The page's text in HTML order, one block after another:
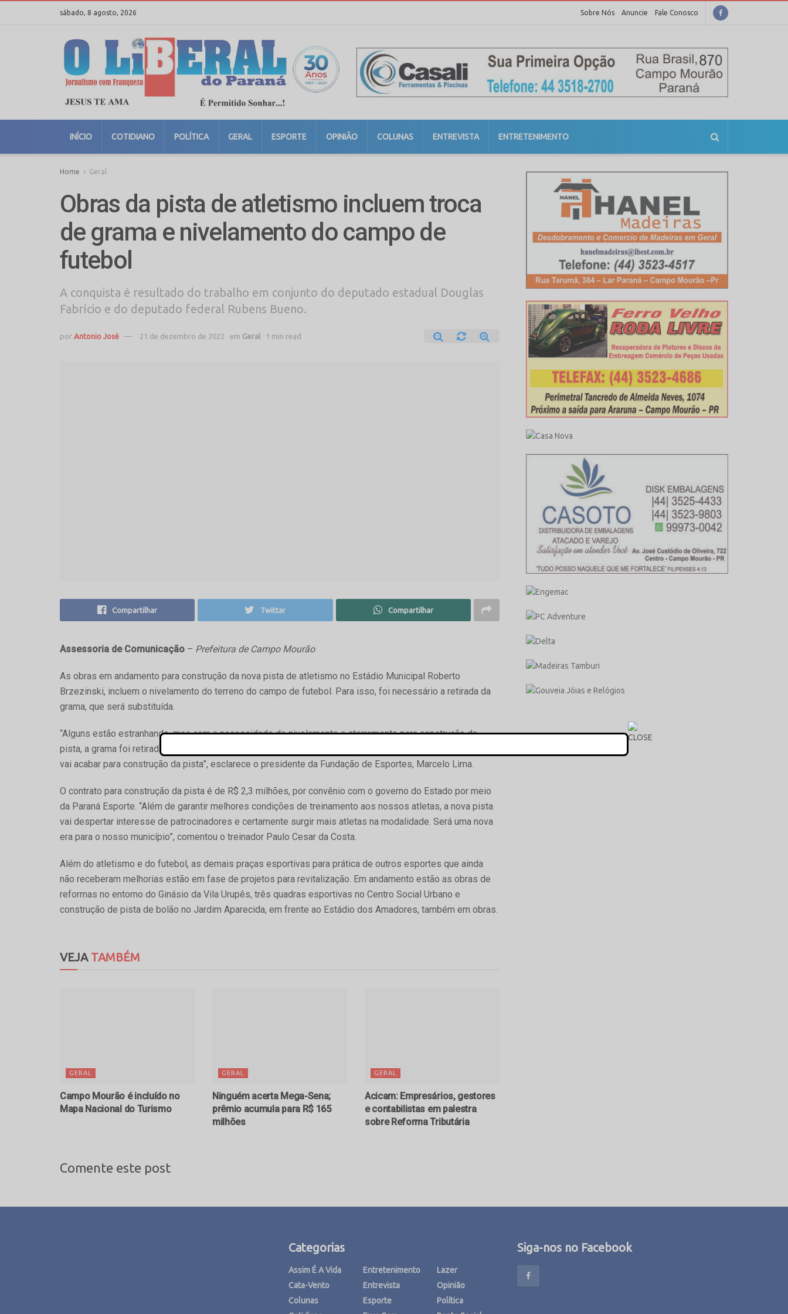
sábado, 8 agosto, 2026 Sobre Nós Anuncie Fale Conosco
INÍCIO COTIDIANO POLÍTICA GERAL ESPORTE OPINIÃO COLUNAS ENTREVISTA ENTRETENIMENTO
Home Geral
Obras da pista de atletismo incluem troca
de grama e nivelamento do campo de
futebol
A conquista é resultado do trabalho em conjunto do deputado estadual Douglas
Fabrício e do deputado federal Rubens Bueno.
por Antonio José 21 de dezembro de 2022 em Geral 1 min read
Compartilhar Twittar Compartilhar
Assessoria de Comunicação – Prefeitura de Campo Mourão
As obras em andamento para construção da nova pista de atletismo no Estádio Municipal Roberto
Brzezinski, incluem o nivelamento do terreno do campo de futebol. Para isso, foi necessário a retirada da
grama, que será substituída.
“Alguns estão estranhando, mas com a necessidade do nivelamento e aterramento para construção da
pista, a grama foi retirada e quando a pista ficar pronta será plantada novamente. O campo de futebol não
vai acabar para construção da pista”, esclarece o presidente da Fundação de Esportes, Marcelo Lima.
O contrato para construção da pista é de R$ 2,3 milhões, por convênio com o governo do Estado por meio
da Paraná Esporte. “Além de garantir melhores condições de treinamento aos nossos atletas, a nova pista
vai despertar interesse de patrocinadores e certamente surgir mais atletas na modalidade. Será uma nova
era para o nosso município”, comentou o treinador Paulo Cesar da Costa.
Além do atletismo e do futebol, as demais praças esportivas para prática de outros esportes que ainda
não receberam melhorias estão em fase de projetos para revitalização. Em andamento estão as obras de
reformas no entorno do Ginásio da Vila Urupês, três quadras esportivas no Centro Social Urbano e
construção de pista de bolão no Jardim Aparecida, em frente ao Estádio dos Amadores, também em obras.
VEJATAMBÉM
GERAL
Campo Mourão é incluído no
Mapa Nacional do Turismo
GERAL
Ninguém acerta Mega-Sena;
prêmio acumula para R$ 165
milhões
GERAL
Acicam: Empresários, gestores
e contabilistas em palestra
sobre Reforma Tributária
Comente este post
Categorias
Assim É A Vida
Cata-Vento
Colunas
Entretenimento
Entrevista
Esporte
Lazer
Opinião
Política
Siga-nos no Facebook